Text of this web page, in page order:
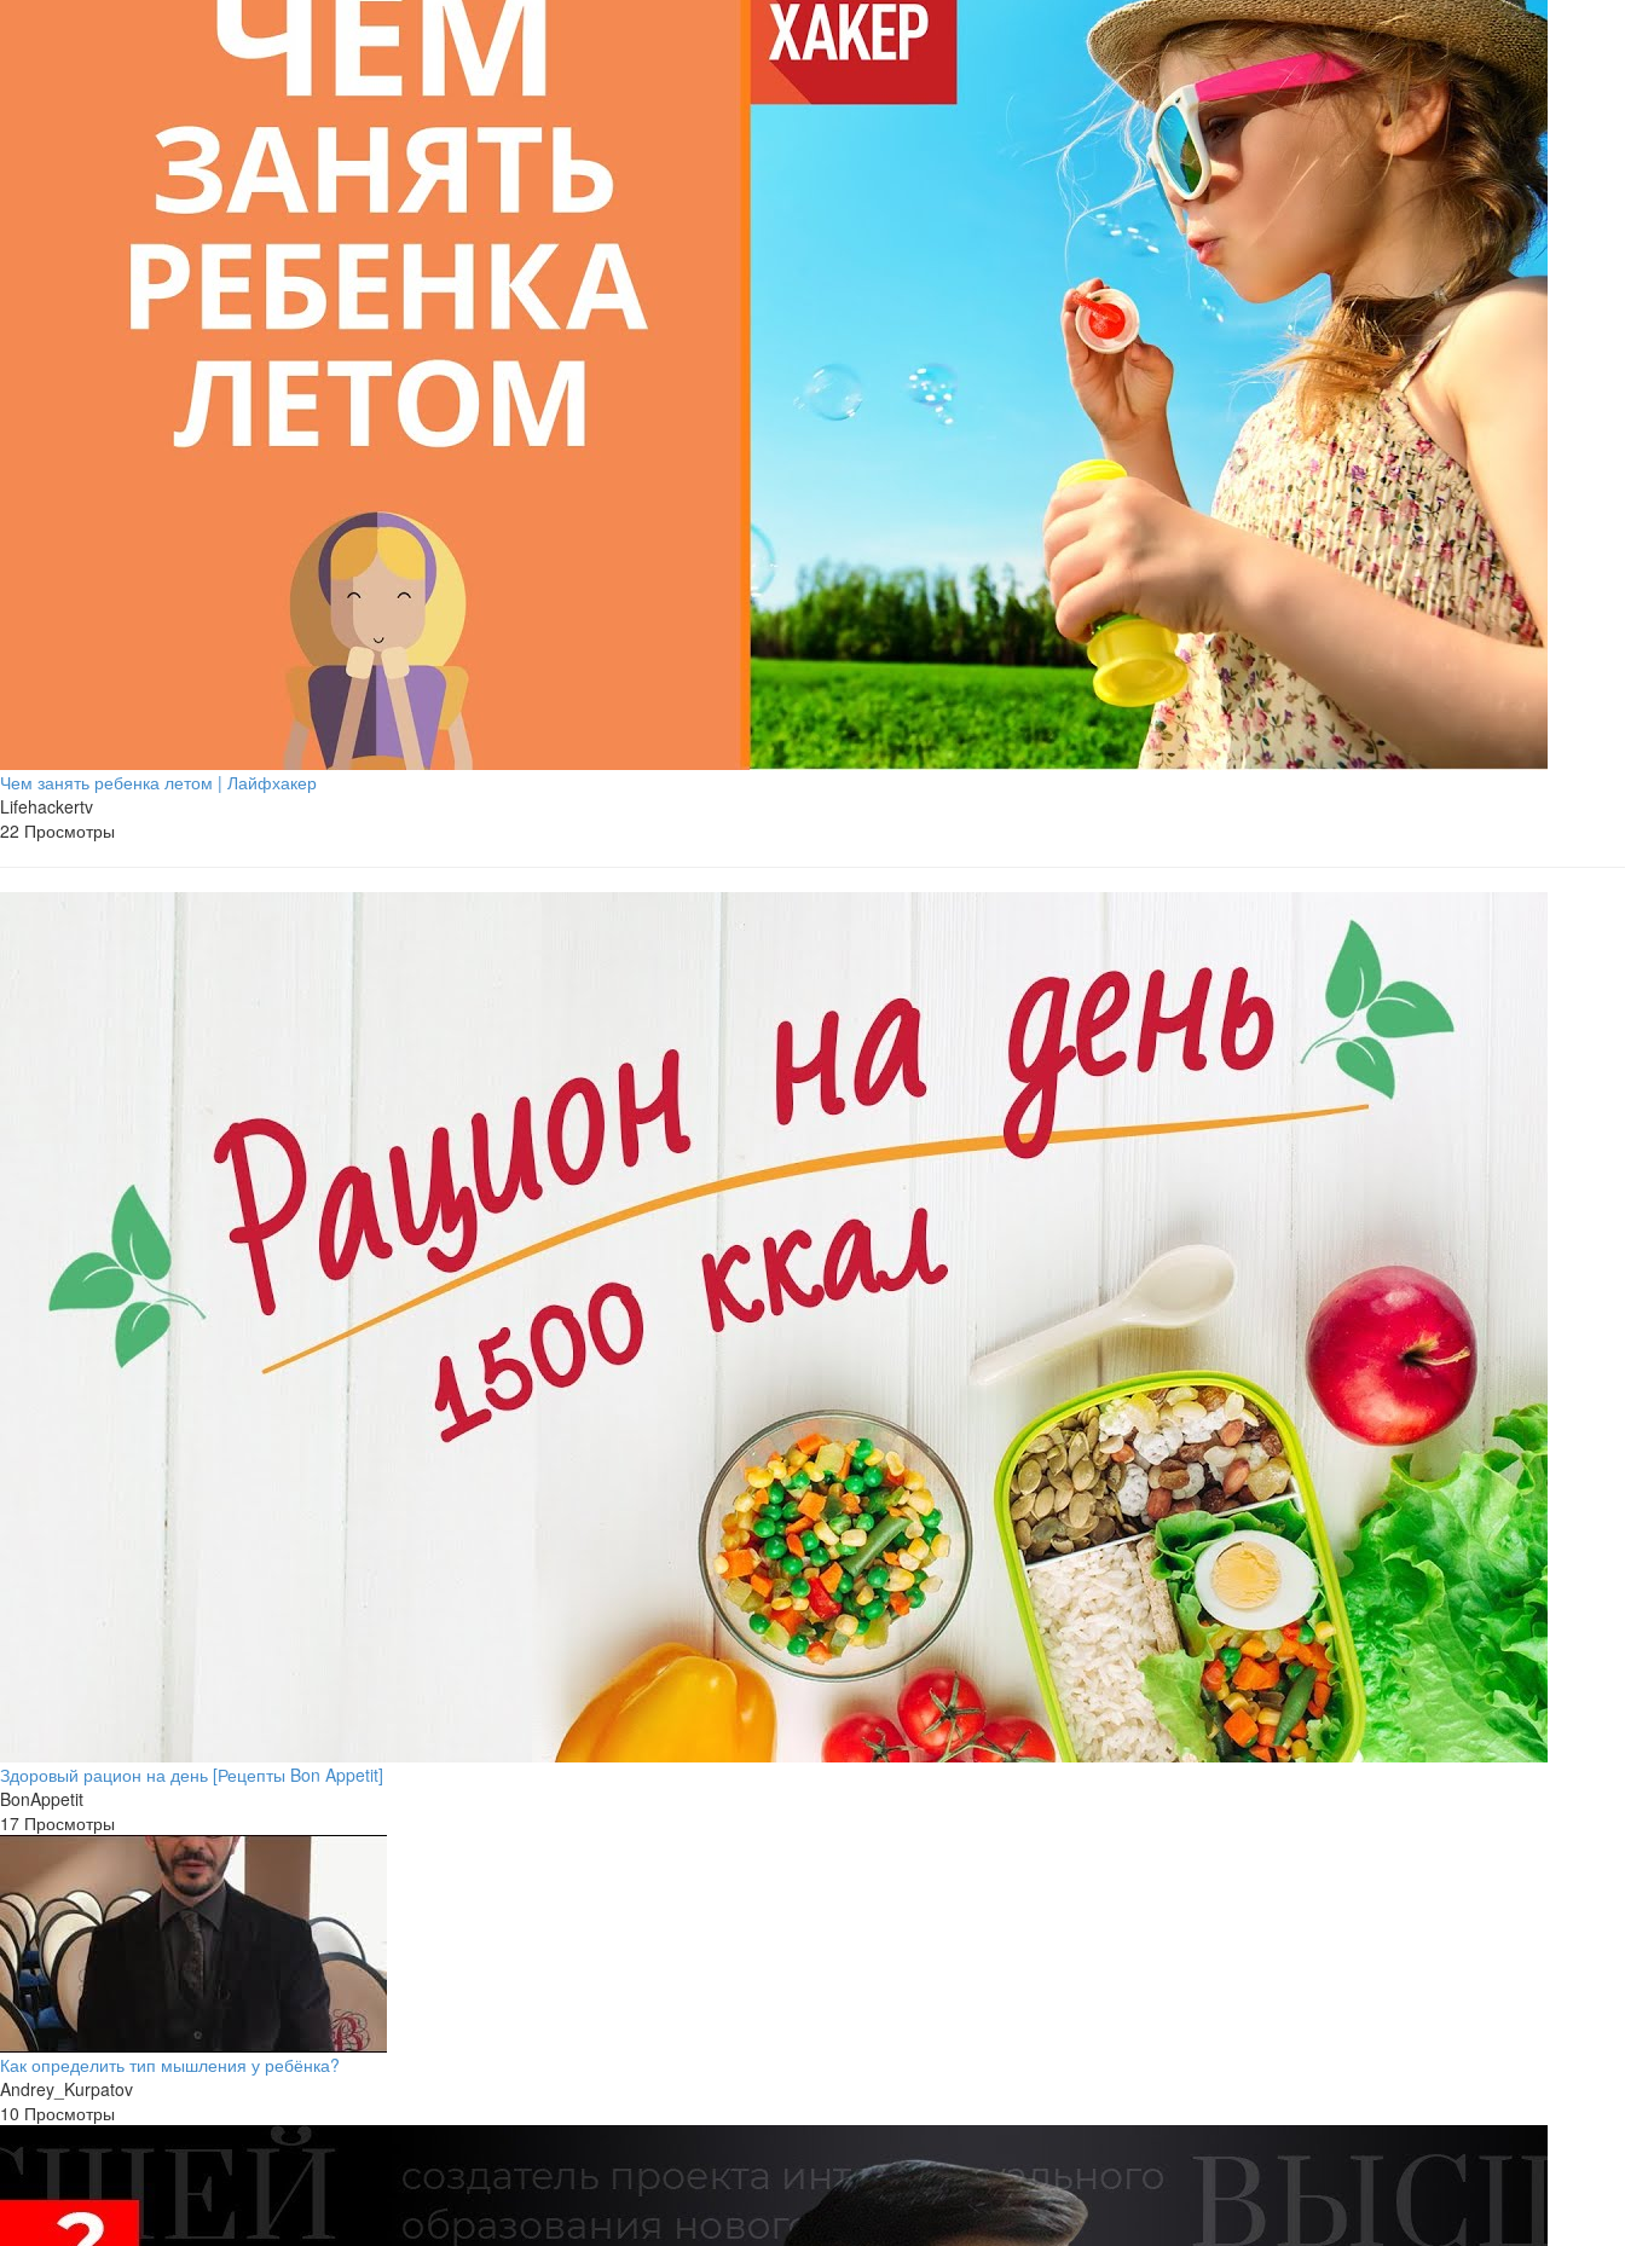
Чем занять ребенка летом | Лайфхакер
Lifehackertv
22 Просмотры
Здоровый рацион на день [Рецепты Bon Appetit]
BonAppetit
17 Просмотры
Как определить тип мышления у ребёнка?
Andrey_Kurpatov
10 Просмотры